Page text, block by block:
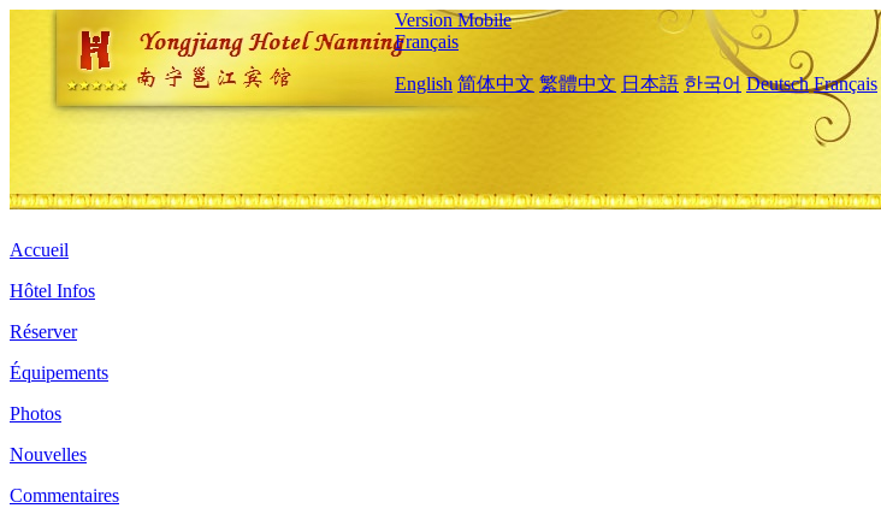
Version Mobile
Français
English 简体中文 繁體中文 日本語 한국어 Deutsch Français
Accueil
Hôtel Infos
Réserver
Équipements
Photos
Nouvelles
Commentaires